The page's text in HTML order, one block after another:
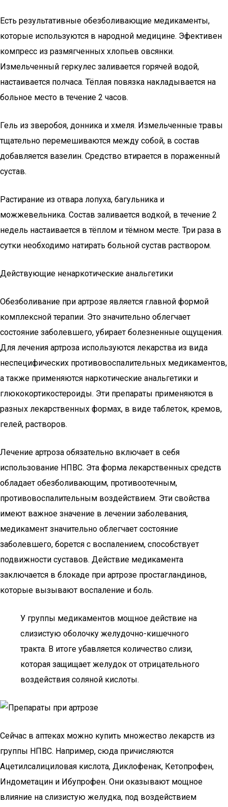
Есть результативные обезболивающие медикаменты,
которые используются в народной медицине. Эфективен
компресс из размягченных хлопьев овсянки.
Измельченный геркулес заливается горячей водой,
настаивается полчаса. Тёплая повязка накладывается на
больное место в течение 2 часов.
Гель из зверобоя, донника и хмеля. Измельченные травы
тщательно перемешиваются между собой, в состав
добавляется вазелин. Средство втирается в пораженный
сустав.
Растирание из отвара лопуха, багульника и
можжевельника. Состав заливается водкой, в течение 2
недель настаивается в тёплом и тёмном месте. Три раза в
сутки необходимо натирать больной сустав раствором.
Действующие ненаркотические анальгетики
Обезболивание при артрозе является главной формой
комплексной терапии. Это значительно облегчает
состояние заболевшего, убирает болезненные ощущения.
Для лечения артроза используются лекарства из вида
неспецифических противовоспалительных медикаментов,
а также применяются наркотические анальгетики и
глюкокортикостероиды. Эти препараты применяются в
разных лекарственных формах, в виде таблеток, кремов,
гелей, растворов.
Лечение артроза обязательно включает в себя
использование НПВС. Эта форма лекарственных средств
обладает обезболивающим, противоотечным,
противовоспалительным воздействием. Эти свойства
имеют важное значение в лечении заболевания,
медикамент значительно облегчает состояние
заболевшего, борется с воспалением, способствует
подвижности суставов. Действие медикамента
заключается в блокаде при артрозе простагландинов,
которые вызывают воспаление и боль.
У группы медикаментов мощное действие на
слизистую оболочку желудочно-кишечного
тракта. В итоге убавляется количество слизи,
которая защищает желудок от отрицательного
воздействия соляной кислоты.
Сейчас в аптеках можно купить множество лекарств из
группы НПВС. Например, сюда причисляются
Ацетилсалициловая кислота, Диклофенак, Кетопрофен,
Индометацин и Ибупрофен. Они оказывают мощное
влияние на слизистую желудка, под воздействием